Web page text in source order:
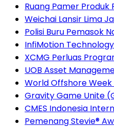
Ruang Pamer Produk
Weichai Lansir Lima
Polisi Buru Pemasok
InfiMotion
XCMG Perluas
UOB Asset
World Offshore Week
Gravity Game Unite
CMES Indonesia
Pemenang Stevie®